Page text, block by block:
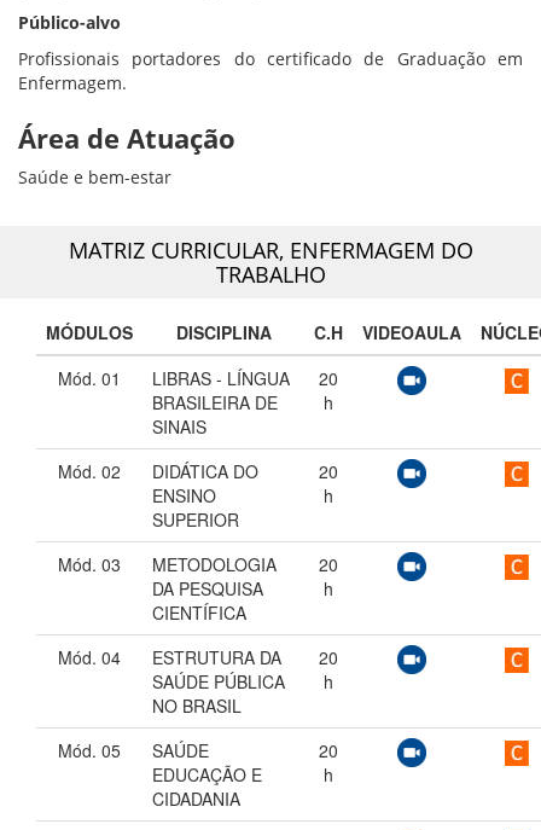
Público-alvo
Profissionais portadores do certificado de Graduação em
Enfermagem.
Área de Atuação
Saúde e bem-estar
MATRIZ CURRICULAR, ENFERMAGEM DO
TRABALHO
MÓDULOS DISCIPLINA C.H VIDEOAULA
Mód. 01
LIBRAS - LÍNGUA
BRASILEIRA DE
SINAIS
20
h
Mód. 02
DIDÁTICA DO
ENSINO
SUPERIOR
20
h
Mód. 03
METODOLOGIA
DA PESQUISA
CIENTÍFICA
20
h
Mód. 04
ESTRUTURA DA
SAÚDE PÚBLICA
NO BRASIL
20
h
Mód. 05
SAÚDE
EDUCAÇÃO E
CIDADANIA
20
h